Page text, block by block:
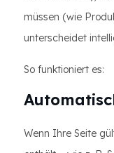
müssen (wie
unterscheidet
So funktioniert es:
Wenn Ihre Seite